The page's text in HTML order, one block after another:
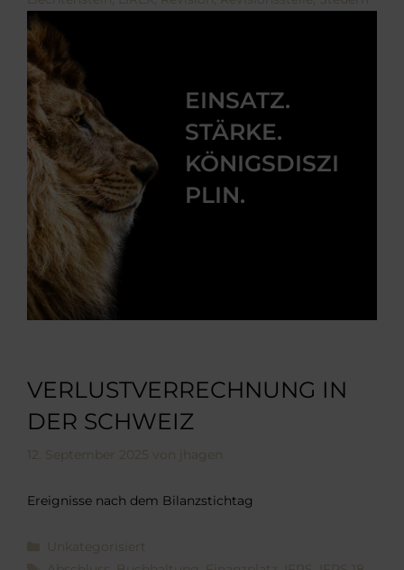
EINSATZ.
STÄRKE.
KÖNIGSDISZI
PLIN.
VERLUSTVERRECHNUNG IN
DER SCHWEIZ
12. September 2025 von jhagen
Ereignisse nach dem Bilanzstichtag
Kategorien
Unkategorisiert
Schlagwörter